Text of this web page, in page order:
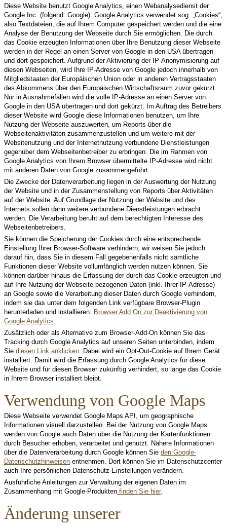
Diese Website benutzt Google Analytics, einen Webanalysedienst der
Google Inc. (folgend: Google). Google Analytics verwendet sog. „Cookies“,
also Textdateien, die auf Ihrem Computer gespeichert werden und die eine
Analyse der Benutzung der Webseite durch Sie ermöglichen. Die durch
das Cookie erzeugten Informationen über Ihre Benutzung dieser Webseite
werden in der Regel an einen Server von Google in den USA übertragen
und dort gespeichert. Aufgrund der Aktivierung der IP-Anonymisierung auf
diesen Webseiten, wird Ihre IP-Adresse von Google jedoch innerhalb von
Mitgliedstaaten der Europäischen Union oder in anderen Vertragsstaaten
des Abkommens über den Europäischen Wirtschaftsraum zuvor gekürzt.
Nur in Ausnahmefällen wird die volle IP-Adresse an einen Server von
Google in den USA übertragen und dort gekürzt. Im Auftrag des Betreibers
dieser Website wird Google diese Informationen benutzen, um Ihre
Nutzung der Webseite auszuwerten, um Reports über die
Webseitenaktivitäten zusammenzustellen und um weitere mit der
Websitenutzung und der Internetnutzung verbundene Dienstleistungen
gegenüber dem Webseitenbetreiber zu erbringen. Die im Rahmen von
Google Analytics von Ihrem Browser übermittelte IP-Adresse wird nicht
mit anderen Daten von Google zusammengeführt.
Die Zwecke der Datenverarbeitung liegen in der Auswertung der Nutzung
der Website und in der Zusammenstellung von Reports über Aktivitäten
auf der Website. Auf Grundlage der Nutzung der Website und des
Internets sollen dann weitere verbundene Dienstleistungen erbracht
werden. Die Verarbeitung beruht auf dem berechtigten Interesse des
Webseitenbetreibers.
Sie können die Speicherung der Cookies durch eine entsprechende
Einstellung Ihrer Browser-Software verhindern; wir weisen Sie jedoch
darauf hin, dass Sie in diesem Fall gegebenenfalls nicht sämtliche
Funktionen dieser Website vollumfänglich werden nutzen können. Sie
können darüber hinaus die Erfassung der durch das Cookie erzeugten und
auf Ihre Nutzung der Webseite bezogenen Daten (inkl. Ihrer IP-Adresse)
an Google sowie die Verarbeitung dieser Daten durch Google verhindern,
indem sie das unter dem folgenden Link verfügbare Browser-Plugin
herunterladen und installieren: Browser Add On zur Deaktivierung von
Google Analytics.
Zusätzlich oder als Alternative zum Browser-Add-On können Sie das
Tracking durch Google Analytics auf unseren Seiten unterbinden, indem
Sie diesen Link anklicken. Dabei wird ein Opt-Out-Cookie auf Ihrem Gerät
installiert. Damit wird die Erfassung durch Google Analytics für diese
Website und für diesen Browser zukünftig verhindert, so lange das Cookie
in Ihrem Browser installiert bleibt.
Verwendung von Google Maps
Diese Webseite verwendet Google Maps API, um geographische
Informationen visuell darzustellen. Bei der Nutzung von Google Maps
werden von Google auch Daten über die Nutzung der Kartenfunktionen
durch Besucher erhoben, verarbeitet und genutzt. Nähere Informationen
über die Datenverarbeitung durch Google können Sie den Google-
Datenschutzhinweisen entnehmen. Dort können Sie im Datenschutzcenter
auch Ihre persönlichen Datenschutz-Einstellungen verändern.
Ausführliche Anleitungen zur Verwaltung der eigenen Daten im
Zusammenhang mit Google-Produkten finden Sie hier.
Änderung unserer